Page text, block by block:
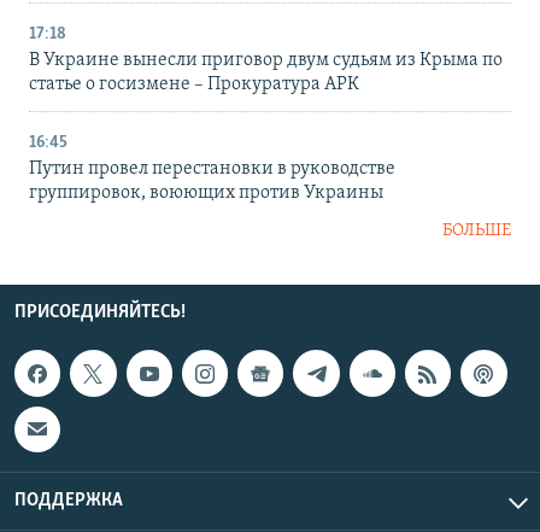
17:18
В Украине вынесли приговор двум судьям из Крыма по
статье о госизмене – Прокуратура АРК
16:45
Путин провел перестановки в руководстве
группировок, воюющих против Украины
БОЛЬШЕ
ПРИСОЕДИНЯЙТЕСЬ!
ПОДДЕРЖКА